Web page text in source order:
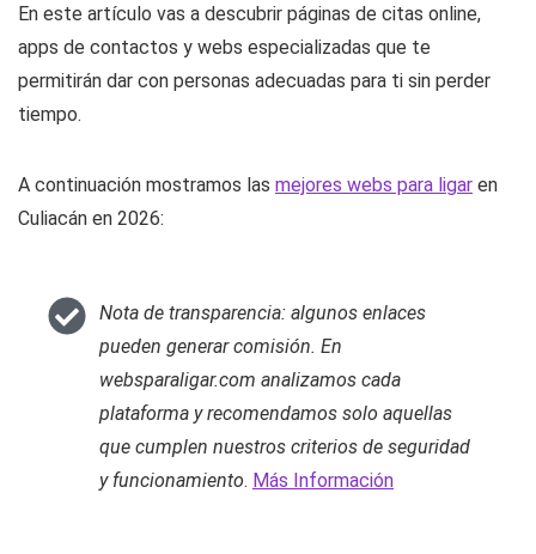
En este artículo vas a descubrir páginas de citas online,
apps de contactos y webs especializadas que te
permitirán dar con personas adecuadas para ti sin perder
tiempo.
A continuación mostramos las mejores webs para ligar en
Culiacán en 2026:
Nota de transparencia: algunos enlaces
pueden generar comisión. En
websparaligar.com analizamos cada
plataforma y recomendamos solo aquellas
que cumplen nuestros criterios de seguridad
y funcionamiento. Más Información